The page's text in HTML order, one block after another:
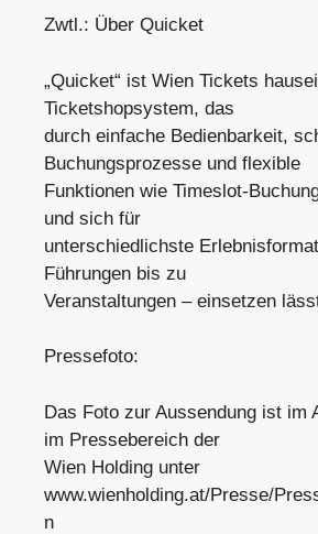
Zwtl.: Über Quicket
„Quicket“ ist Wien Tickets
Ticketshopsystem, das
durch einfache Bedienbarkeit,
Buchungsprozesse und flexible
Funktionen wie Timeslot-
und sich für
unterschiedlichste
Führungen bis zu
Veranstaltungen – einsetzen
Pressefoto:
Das Foto zur Aussendung ist im
im Pressebereich der
Wien Holding unter
www.wienholding.at/Presse/
n